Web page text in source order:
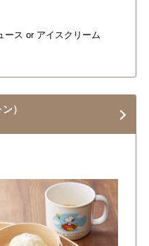
ース or アイスクリーム
）